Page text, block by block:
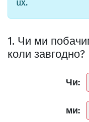
ux.
1. Чи ми
коли завгодно?
Чи:
ми: